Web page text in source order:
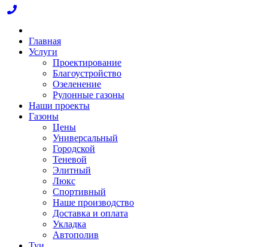
Главная
Услуги
Проектирование
Благоустройство
Озеленение
Рулонные газоны
Наши проекты
Газоны
Цены
Универсальный
Городской
Теневой
Элитный
Люкс
Спортивный
Наше производство
Доставка и оплата
Укладка
Автополив